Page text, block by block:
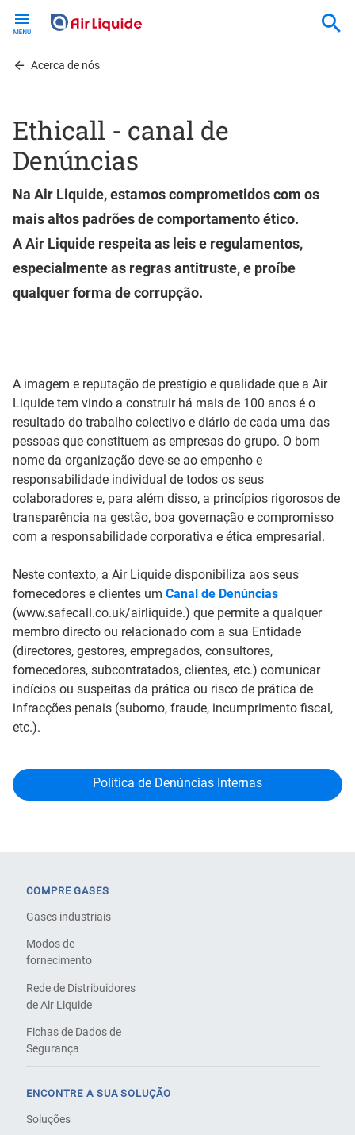
contentAcerca de nós
Ethicall - canal de
Denúncias
Na Air Liquide, estamos comprometidos com os
mais altos padrões de comportamento ético.
A Air Liquide respeita as leis e regulamentos,
especialmente as regras antitruste, e proíbe
qualquer forma de corrupção.
A imagem e reputação de prestígio e qualidade que a Air
Liquide tem vindo a construir há mais de 100 anos é o
resultado do trabalho colectivo e diário de cada uma das
pessoas que constituem as empresas do grupo. O bom
nome da organização deve-se ao empenho e
responsabilidade individual de todos os seus
colaboradores e, para além disso, a princípios rigorosos de
transparência na gestão, boa governação e compromisso
com a responsabilidade corporativa e ética empresarial.
Neste contexto, a Air Liquide disponibiliza aos seus
fornecedores e clientes um Canal de Denúncias
(www.safecall.co.uk/airliquide.) que permite a qualquer
membro directo ou relacionado com a sua Entidade
(directores, gestores, empregados, consultores,
fornecedores, subcontratados, clientes, etc.) comunicar
indícios ou suspeitas da prática ou risco de prática de
infracções penais (suborno, fraude, incumprimento fiscal,
etc.).
Política de Denúncias Internas
COMPRE GASES
Gases industriais
Modos de
fornecimento
Rede de Distribuidores
de Air Liquide
Fichas de Dados de
Segurança
ENCONTRE A SUA SOLUÇÃO
Soluções